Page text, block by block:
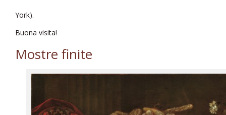
York).
Buona visita!
Mostre finite